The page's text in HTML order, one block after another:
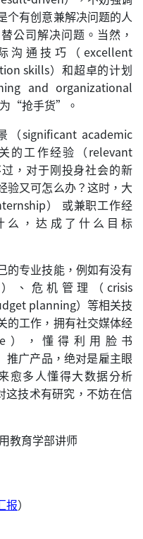
个有创意兼解决问题的人
公司解决问题。当然，
沟通技巧（excellent
skills）和超卓的计划
and organizational
“抢手货”。
significant academic
的工作经验（relevant
，对于刚投身社会的新
验又可怎么办？这时，大
） 或兼职工作经
么，达成了什么目标
的专业技能，例如有没有
、危机管理（crisis
planning）等相关技
的工作，拥有社交媒体经
），懂得利用脸书
推广产品，绝对是雇主眼
愈多人懂得大数据分析
这技术有研究，不妨在信
教育学部讲师
报）